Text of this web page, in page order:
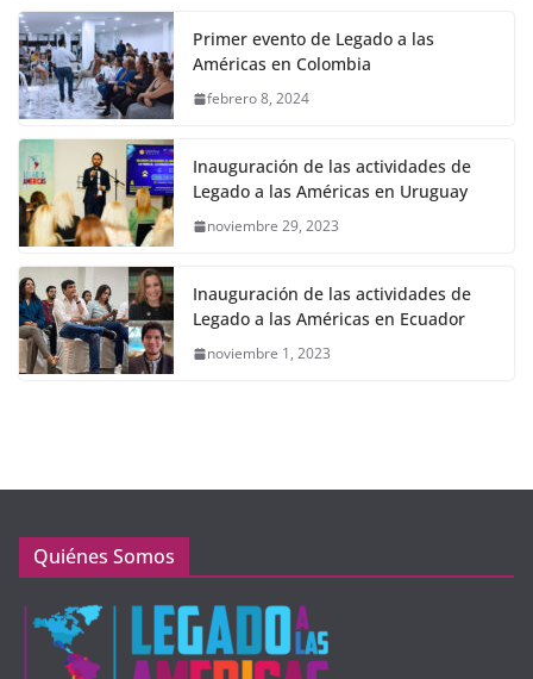
Primer evento de Legado a las
Américas en Colombia
febrero 8, 2024
Inauguración de las actividades de
Legado a las Américas en Uruguay
noviembre 29, 2023
Inauguración de las actividades de
Legado a las Américas en Ecuador
noviembre 1, 2023
Quiénes Somos